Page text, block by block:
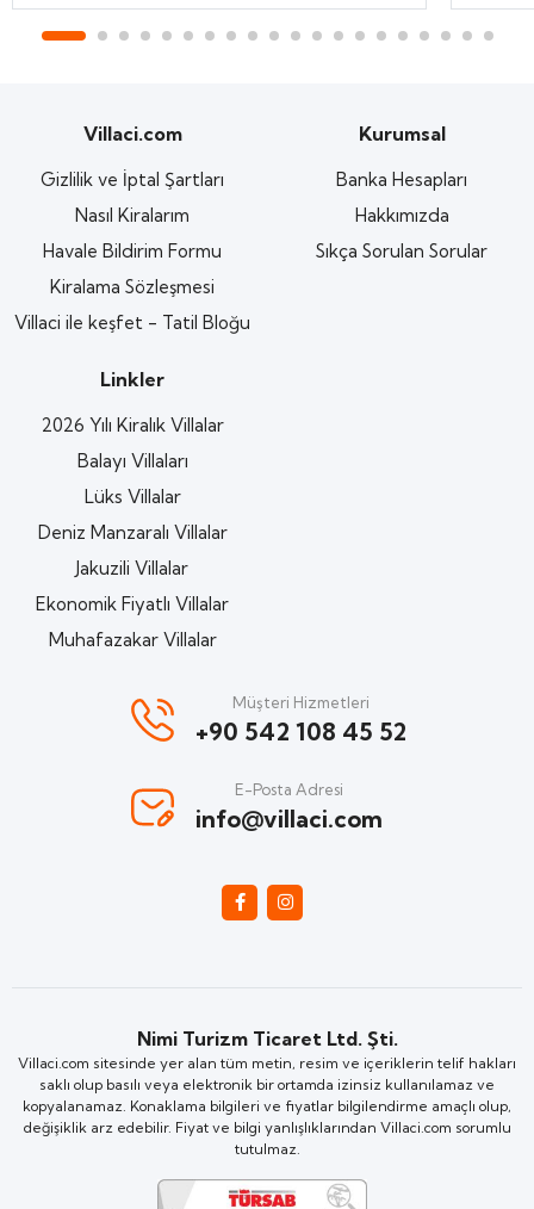
Villaci.com
Gizlilik ve İptal Şartları
Nasıl Kiralarım
Havale Bildirim Formu
Kiralama Sözleşmesi
Villaci ile keşfet - Tatil Bloğu
Kurumsal
Banka Hesapları
Hakkımızda
Sıkça Sorulan Sorular
Linkler
2026 Yılı Kiralık Villalar
Balayı Villaları
Lüks Villalar
Deniz Manzaralı Villalar
Jakuzili Villalar
Ekonomik Fiyatlı Villalar
Muhafazakar Villalar
Müşteri Hizmetleri
+90 542 108 45 52
E-Posta Adresi
info@villaci.com
Nimi Turizm Ticaret Ltd. Şti.
Villaci.com sitesinde yer alan tüm metin, resim ve içeriklerin telif hakları
saklı olup basılı veya elektronik bir ortamda izinsiz kullanılamaz ve
kopyalanamaz. Konaklama bilgileri ve fiyatlar bilgilendirme amaçlı olup,
değişiklik arz edebilir. Fiyat ve bilgi yanlışlıklarından Villaci.com sorumlu
tutulmaz.